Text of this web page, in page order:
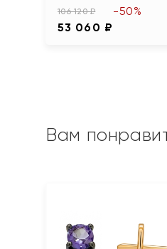
106 120 ₽
53 060 ₽
-50%
Вам